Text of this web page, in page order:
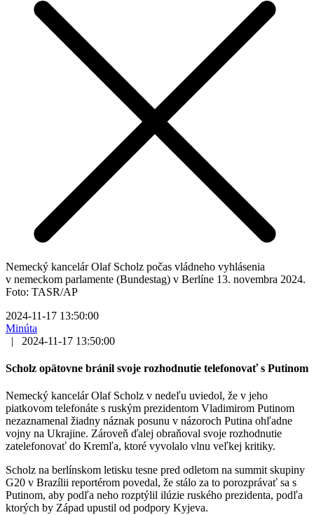
Nemecký kancelár Olaf Scholz počas vládneho vyhlásenia
v nemeckom parlamente (Bundestag) v Berlíne 13. novembra 2024.
Foto: TASR/AP
2024-11-17 13:50:00
Minúta
|
2024-11-17 13:50:00
Scholz opätovne bránil svoje rozhodnutie telefonovať s Putinom
Nemecký kancelár Olaf Scholz v nedeľu uviedol, že v jeho
piatkovom telefonáte s ruským prezidentom Vladimirom Putinom
nezaznamenal žiadny náznak posunu v názoroch Putina ohľadne
vojny na Ukrajine. Zároveň ďalej obraňoval svoje rozhodnutie
zatelefonovať do Kremľa, ktoré vyvolalo vlnu veľkej kritiky.
Scholz na berlínskom letisku tesne pred odletom na summit skupiny
G20 v Brazílii reportérom povedal, že stálo za to porozprávať sa s
Putinom, aby podľa neho rozptýlil ilúzie ruského prezidenta, podľa
ktorých by Západ upustil od podpory Kyjeva.